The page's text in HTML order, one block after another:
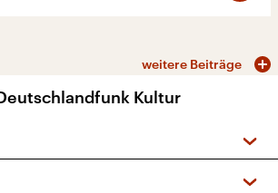
weitere Beiträge
Kultur